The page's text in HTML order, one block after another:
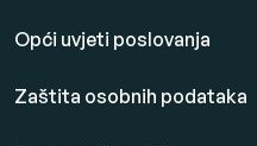
Opći uvjeti poslovanja
Zaštita osobnih podataka